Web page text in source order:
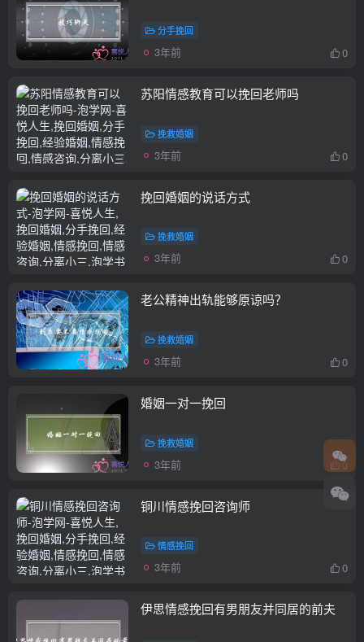
分手挽回
3年前 0
苏阳情感教育可以挽回老师吗
挽救婚姻
3年前 0
挽回婚姻的说话方式
挽救婚姻
3年前 0
老公精神出轨能够原谅吗？
挽救婚姻
3年前 0
婚姻一对一挽回
挽救婚姻
3年前 0
铜川情感挽回咨询师
情感挽回
3年前 0
伊思情感挽回有男朋友并同居的前夫